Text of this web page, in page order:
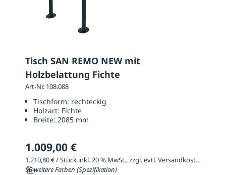
Tisch SAN REMO NEW mit
Holzbelattung Fichte
Art-Nr. 108.088
Tischform: rechteckig
Holzart: Fichte
Breite: 2085 mm
1.009,00 €
1.210,80 € / Stück inkl. 20 % MwSt., zzgl. evtl. Versandkosten
56 weitere Farben (Spezifikation)